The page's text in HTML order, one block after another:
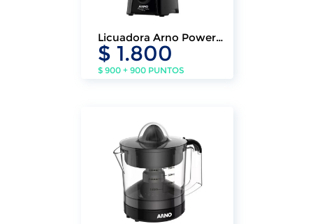
Licuadora Arno Power
Mix Color Black 220V
$ 1.800
$ 900 + 900 PUNTOS